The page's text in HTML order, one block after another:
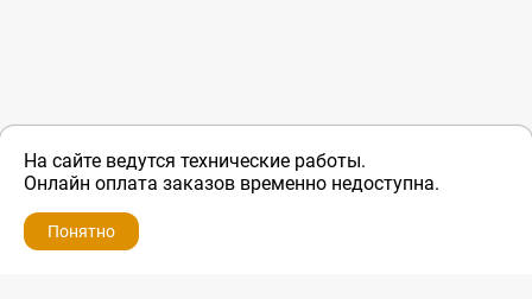
На сайте ведутся технические работы.
Онлайн оплата заказов временно недоступна.
Понятно